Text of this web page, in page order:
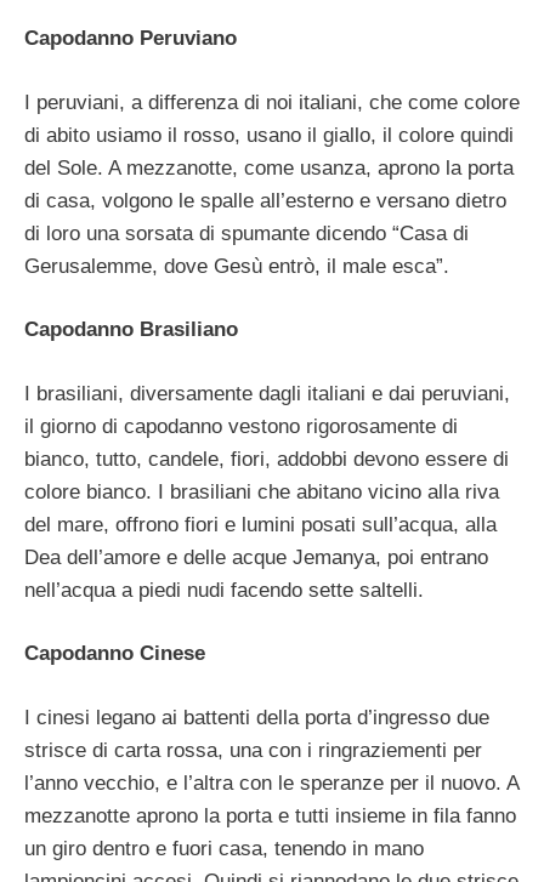
Capodanno Peruviano
I peruviani, a differenza di noi italiani, che come colore
di abito usiamo il rosso, usano il giallo, il colore quindi
del Sole. A mezzanotte, come usanza, aprono la porta
di casa, volgono le spalle all’esterno e versano dietro
di loro una sorsata di spumante dicendo “Casa di
Gerusalemme, dove Gesù entrò, il male esca”.
Capodanno Brasiliano
I brasiliani, diversamente dagli italiani e dai peruviani,
il giorno di capodanno vestono rigorosamente di
bianco, tutto, candele, fiori, addobbi devono essere di
colore bianco. I brasiliani che abitano vicino alla riva
del mare, offrono fiori e lumini posati sull’acqua, alla
Dea dell’amore e delle acque Jemanya, poi entrano
nell’acqua a piedi nudi facendo sette saltelli.
Capodanno Cinese
I cinesi legano ai battenti della porta d’ingresso due
strisce di carta rossa, una con i ringraziementi per
l’anno vecchio, e l’altra con le speranze per il nuovo. A
mezzanotte aprono la porta e tutti insieme in fila fanno
un giro dentro e fuori casa, tenendo in mano